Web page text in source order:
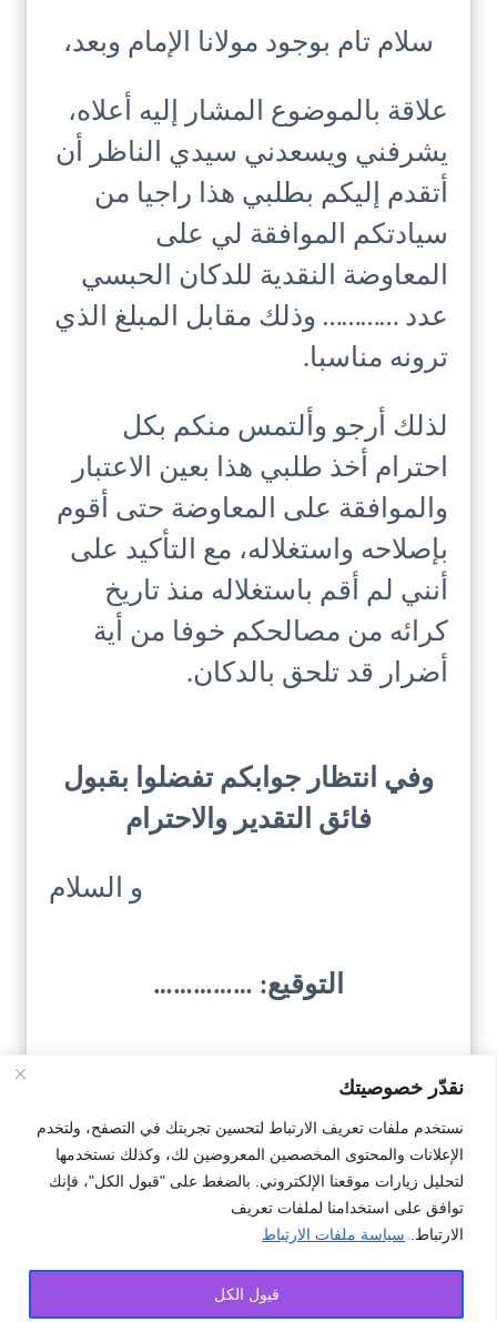
نقدّر خصوصيتك
نستخدم ملفات تعريف الارتباط لتحسين تجربتك في التصفح، ولتخدم
الإعلانات والمحتوى المخصصين المعروضين لك، وكذلك نستخدمها
لتحليل زيارات موقعنا الإلكتروني. بالضغط على "قبول الكل"، فإنك
توافق على استخدامنا لملفات تعريف
الارتباط.
سياسة ملفات الارتباط
قبول الكل
سلام تام بوجود مولانا الإمام وبعد،
علاقة بالموضوع المشار إليه أعلاه،
يشرفني ويسعدني سيدي الناظر أن
أتقدم إليكم بطلبي هذا راجيا من
سيادتكم الموافقة لي على
المعاوضة النقدية للدكان الحبسي
عدد ………… وذلك مقابل المبلغ الذي
ترونه مناسبا.
لذلك أرجو وألتمس منكم بكل
احترام أخذ طلبي هذا بعين الاعتبار
والموافقة على المعاوضة حتى أقوم
بإصلاحه واستغلاله، مع التأكيد على
أنني لم أقم باستغلاله منذ تاريخ
كرائه من مصالحكم خوفا من أية
أضرار قد تلحق بالدكان.
وفي انتظار جوابكم تفضلوا بقبول
فائق التقدير والاحترام
و السلام
التوقيع: ……………
تحميل النمودج
#طلب #معاوضة دكان حبسي